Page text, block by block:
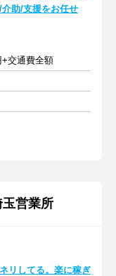
助/支援をお任せ
交通費全額
営業所
リしてる。楽に稼ぎ